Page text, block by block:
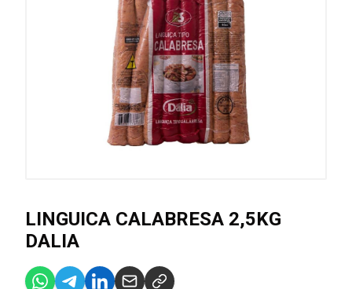
LINGUICA CALABRESA 2,5KG
DALIA